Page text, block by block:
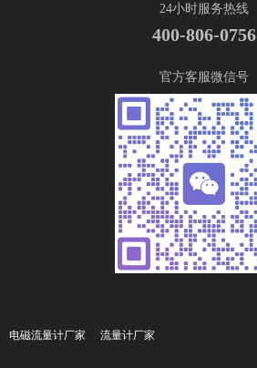
24小时服务热线
400-806-0756
官方客服微信号
电磁流量计厂家 流量计厂家